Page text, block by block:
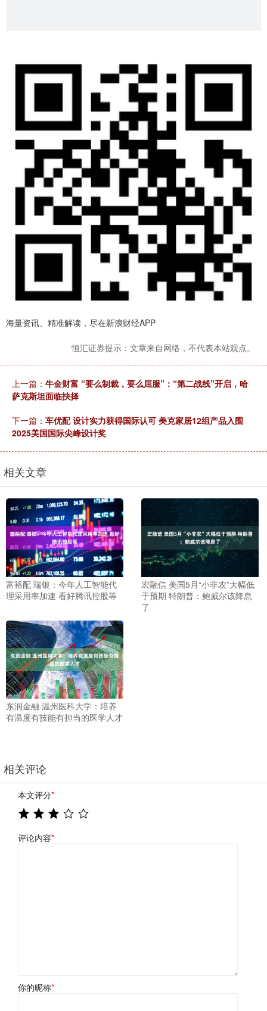
海量资讯、精准解读，尽在新浪财经APP
恒汇证券提示：文章来自网络，不代表本站观点。
上一篇： 牛金财富 “要么制裁，要么屈服”：“第二战线”开启，哈
萨克斯坦面临抉择
下一篇： 车优配 设计实力获得国际认可 美克家居12组产品入围
2025美国国际尖峰设计奖
相关文章
富裕配 瑞银：今年人工智能代
理采用率加速 看好腾讯控股等
宏融信 美国5月“小非农”大幅低
于预期 特朗普：鲍威尔该降息
了
东润金融 温州医科大学：培养
有温度有技能有担当的医学人才
相关评论
本文评分*
评论内容*
你的昵称*